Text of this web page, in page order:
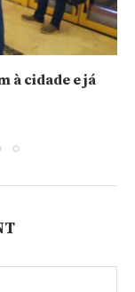
à cidade e já